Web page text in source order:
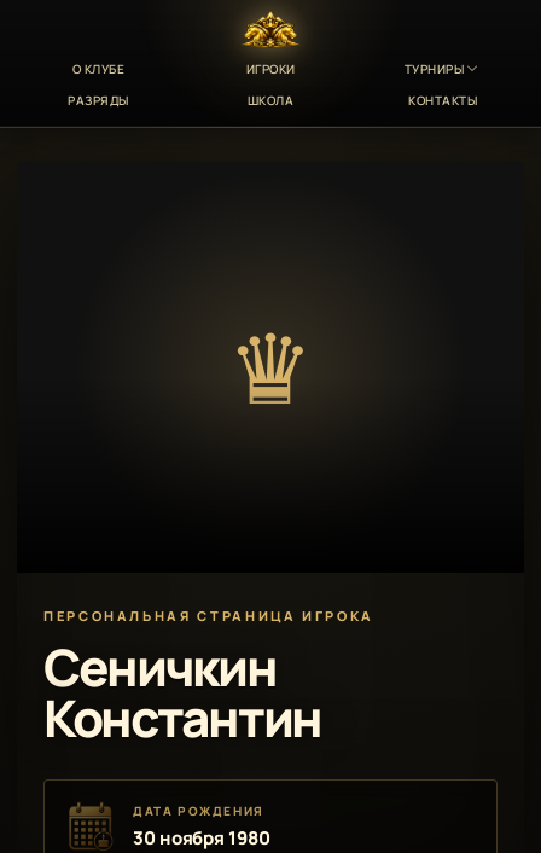
О КЛУБЕ ИГРОКИ
ТУРНИРЫ
РАЗРЯДЫ
ШКОЛА КОНТАКТЫ
♛
ПЕРСОНАЛЬНАЯ СТРАНИЦА ИГРОКА
Сеничкин
Константин
ДАТА РОЖДЕНИЯ
30 ноября 1980